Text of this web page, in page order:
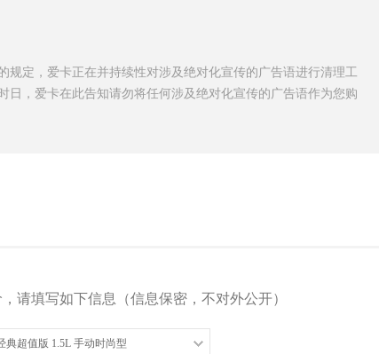
规定，爱卡正在并持续性对涉及绝对化宣传的广告语进行清理工
日，爱卡在此告知请勿将任何涉及绝对化宣传的广告语作为您购
请填写如下信息（信息保密，不对外公开）
典超值版 1.5L 手动时尚型